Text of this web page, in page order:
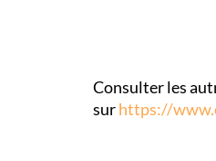
Consulter les
surhttps://